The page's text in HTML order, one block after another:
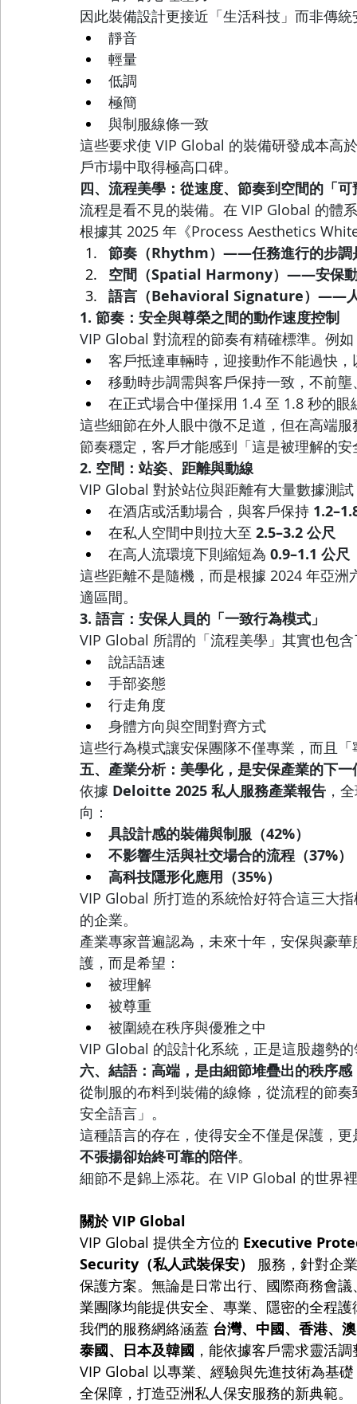
因此裝備設計更接近「生活科技」而非傳
靜音
輕量
低調
極簡
與制服線條一致
這些要求使 VIP Global 的裝備研發成本高
戶市場中取得極高口碑。
四、流程美學：從速度、節奏到空間的「
流程是看不見的裝備。在 VIP Global 的體
根據其 2025 年《Process Aesthetics
節奏（Rhythm）——任務進行的步調
空間（Spatial Harmony）——安保動
語言（Behavioral Signature）——人
1. 節奏：安全與尊榮之間的動作速度控制
VIP Global 對流程的節奏有精確標準。例
客戶抵達車輛時，迎接動作不能過快
移動時步調需與客戶保持一致，不前壟
在正式場合中僅採用 1.4 至 1.8 秒的眼
這些細節在外人眼中微不足道，但在高端
節奏穩定，客戶才能感到「這是被理解的安
2. 空間：站姿、距離與動線
VIP Global 對於站位與距離有大量數據測
在酒店或活動場合，與客戶保持
在私人空間中則拉大至 2.5–3.2 公尺
在高人流環境下則縮短為 0.9–1.1 公尺
這些距離不是隨機，而是根據 2024 年亞
適區間。
3. 語言：安保人員的「一致行為模式」
VIP Global 所謂的「流程美學」其實也包
說話語速
手部姿態
行走角度
身體方向與空間對齊方式
這些行為模式讓安保團隊不僅專業，而且
五、產業分析：美學化，是安保產業的下
依據 Deloitte 2025 私人服務產業報告 ，
向：
具設計感的裝備與制服（42%）
不影響生活與社交場合的流程（37%）
高科技隱形化應用（35%）
VIP Global 所打造的系統恰好符合這三大
的企業。
產業專家普遍認為，未來十年，安保與豪
護，而是希望：
被理解
被尊重
被圍繞在秩序與優雅之中
VIP Global 的設計化系統，正是這股趨勢
六、結語：高端，是由細節堆疊出的秩序感
從制服的布料到裝備的線條，從流程的節
安全語言」。
這種語言的存在，使得安全不僅是保護，更
不張揚卻始終可靠的陪伴。
細節不是錦上添花。在 VIP Global 的世界
關於 VIP Global
VIP Global 提供全方位的 Executive
Security（私人武裝保安）
服務，針對企
保護方案。無論是日常出行、國際商務會
業團隊均能提供安全、專業、隱密的全程護
我們的服務網絡涵蓋 台灣、中國、香港、
泰國、日本及韓國 ，能依據客戶需求靈活
VIP Global 以專業、經驗與先進技術為基
全保障，打造亞洲私人保安服務的新典範。